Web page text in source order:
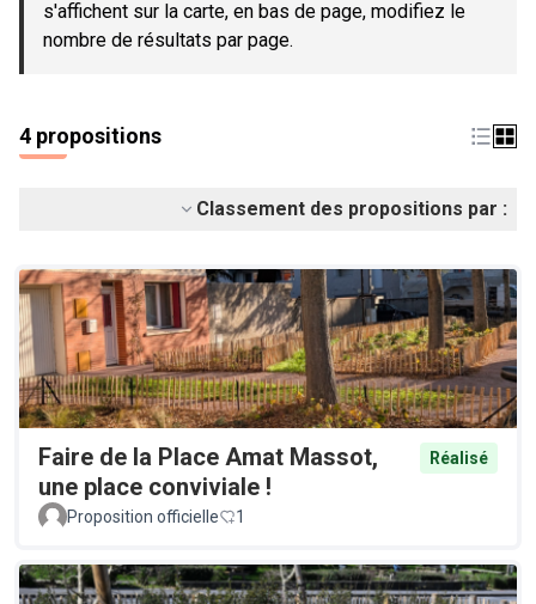
s'affichent sur la carte, en bas de page, modifiez le
nombre de résultats par page.
4 propositions
Classement des propositions par :
Faire de la Place Amat Massot,
une place conviviale !
Réalisé
Proposition officielle 1